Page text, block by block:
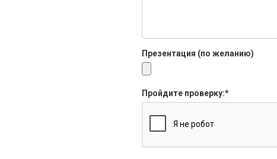
Презентация (по желанию)
Пройдите проверку:*